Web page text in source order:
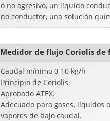
o no agresivo, un líquido
no conductor, una solución
viscosa o no viscosa, todos te...
Medidor de flujo Coriolis de
Caudal mínimo 0-10 kg/h
Principio de Coriolis.
Aprobado ATEX.
Adecuado para gases, líquidos o
vapores de bajo caudal.